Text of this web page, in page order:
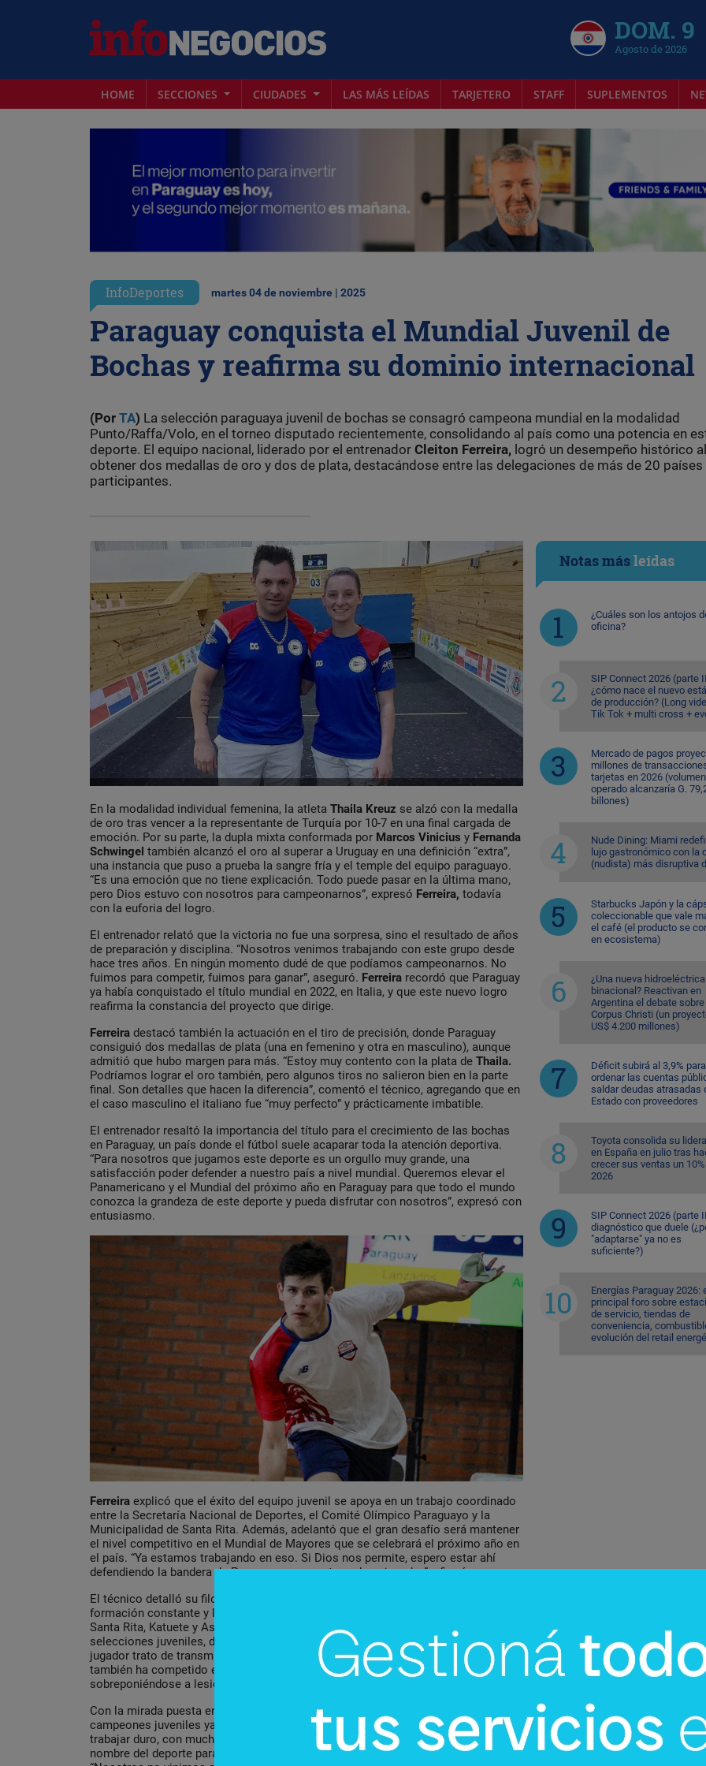
DOM. 9
Agosto de 2026
HOME SECCIONES CIUDADES LAS MÁS LEÍDAS TARJETERO STAFF SUPLEMENTOS
InfoDeportes martes 04 de noviembre | 2025
Paraguay conquista el Mundial Juvenil de
Bochas y reafirma su dominio internacional
(Por TA) La selección paraguaya juvenil de bochas se consagró campeona mundial en la modalidad
Punto/Raffa/Volo, en el torneo disputado recientemente, consolidando al país como una potencia en
deporte. El equipo nacional, liderado por el entrenador Cleiton Ferreira, logró un desempeño histórico al
obtener dos medallas de oro y dos de plata, destacándose entre las delegaciones de más de 20 países
participantes.
En la modalidad individual femenina, la atleta Thaila Kreuz se alzó con la medalla
de oro tras vencer a la representante de Turquía por 10-7 en una final cargada de
emoción. Por su parte, la dupla mixta conformada por Marcos Vinicius y Fernanda
Schwingel también alcanzó el oro al superar a Uruguay en una definición “extra”,
una instancia que puso a prueba la sangre fría y el temple del equipo paraguayo.
“Es una emoción que no tiene explicación. Todo puede pasar en la última mano,
pero Dios estuvo con nosotros para campeonarnos”, expresó Ferreira, todavía
con la euforia del logro.
El entrenador relató que la victoria no fue una sorpresa, sino el resultado de años
de preparación y disciplina. “Nosotros venimos trabajando con este grupo desde
hace tres años. En ningún momento dudé de que podíamos campeonarnos. No
fuimos para competir, fuimos para ganar”, aseguró. Ferreira recordó que Paraguay
ya había conquistado el título mundial en 2022, en Italia, y que este nuevo logro
reafirma la constancia del proyecto que dirige.
Ferreira destacó también la actuación en el tiro de precisión, donde Paraguay
consiguió dos medallas de plata (una en femenino y otra en masculino), aunque
admitió que hubo margen para más. “Estoy muy contento con la plata de Thaila.
Podríamos lograr el oro también, pero algunos tiros no salieron bien en la parte
final. Son detalles que hacen la diferencia”, comentó el técnico, agregando que en
el caso masculino el italiano fue “muy perfecto” y prácticamente imbatible.
El entrenador resaltó la importancia del título para el crecimiento de las bochas
en Paraguay, un país donde el fútbol suele acaparar toda la atención deportiva.
“Para nosotros que jugamos este deporte es un orgullo muy grande, una
satisfacción poder defender a nuestro país a nivel mundial. Queremos elevar el
Panamericano y el Mundial del próximo año en Paraguay para que todo el mundo
conozca la grandeza de este deporte y pueda disfrutar con nosotros”, expresó con
entusiasmo.
Ferreira explicó que el éxito del equipo juvenil se apoya en un trabajo coordinado
entre la Secretaría Nacional de Deportes, el Comité Olímpico Paraguayo y la
Municipalidad de Santa Rita. Además, adelantó que el gran desafío será mantener
el nivel competitivo en el Mundial de Mayores que se celebrará el próximo año en
el país. “Ya estamos trabajando en eso. Si Dios nos permite, espero estar ahí
defendiendo la bandera de Paraguay como entrenador y jugador”, afirmó.
El técnico detalló su filosofía de trabajo con los jóvenes atletas, basada en la
formación constante y la responsabilidad. “Tenemos escuelas en Raúl Peña,
Santa Rita, Katuete y Asunción. Soy entrenador hace cuatro años de las
selecciones juveniles, desde la sub-12 hasta la sub-23, y con mi experiencia como
jugador trato de transmitirles lo que aprendí”, explicó.Ferreirarecordó que
también ha competido en Brasil, Panamericanos y Mundiales, incluso
sobreponiéndose a lesiones que lo marcaron en su carrera.
Con la mirada puesta en el futuro,
confirmó que varios de los actuales
campeones juveniles ya se integrarán a la selección de mayores. “Vamos a
trabajar duro, con mucha responsabilidad, para seguir manteniendo en alto el
nombre del deporte paraguayo”, aseguró. Y dejó clara su filosofía de competencia:
Notas másleídas
¿Cuáles son los antojos
oficina?
SIP Connect 2026 (parte
¿cómo nace el nuevo
de producción? (Long
Tik Tok + multi cross +
Mercado de pagos
millones de
tarjetas en 2026 (volumen
operado alcanzaría G.
billones)
Nude Dining: Miami
lujo gastronómico con la
(nudista) más disruptiva
Starbucks Japón y la
coleccionable que vale
el café (el producto se
en ecosistema)
¿Una nueva hidroeléctrica
binacional? Reactivan en
Argentina el debate sobre
Corpus Christi (un
US$ 4.200 millones)
Déficit subirá al 3,9% para
ordenar las cuentas
saldar deudas atrasadas
Estado con proveedores
Toyota consolida su
en España en julio tras
crecer sus ventas un
2026
SIP Connect 2026 (parte
diagnóstico que duele
"adaptarse" ya no es
suficiente?)
Energías Paraguay 2026:
principal foro sobre
de servicio, tiendas de
conveniencia,
evolución del retail